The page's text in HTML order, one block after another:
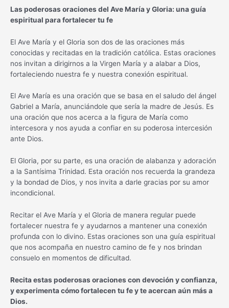
Las poderosas oraciones del Ave María y Gloria: una guía
espiritual para fortalecer tu fe
El Ave María y el Gloria son dos de las oraciones más
conocidas y recitadas en la tradición católica. Estas oraciones
nos invitan a dirigirnos a la Virgen María y a alabar a Dios,
fortaleciendo nuestra fe y nuestra conexión espiritual.
El Ave María es una oración que se basa en el saludo del ángel
Gabriel a María, anunciándole que sería la madre de Jesús. Es
una oración que nos acerca a la figura de María como
intercesora y nos ayuda a confiar en su poderosa intercesión
ante Dios.
El Gloria, por su parte, es una oración de alabanza y adoración
a la Santísima Trinidad. Esta oración nos recuerda la grandeza
y la bondad de Dios, y nos invita a darle gracias por su amor
incondicional.
Recitar el Ave María y el Gloria de manera regular puede
fortalecer nuestra fe y ayudarnos a mantener una conexión
profunda con lo divino. Estas oraciones son una guía espiritual
que nos acompaña en nuestro camino de fe y nos brindan
consuelo en momentos de dificultad.
Recita estas poderosas oraciones con devoción y confianza,
y experimenta cómo fortalecen tu fe y te acercan aún más a
Dios.